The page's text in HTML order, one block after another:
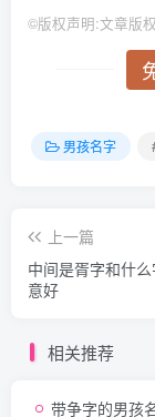
©版权声明:文章版
男孩名字
上一篇
中间是胥字和什
意好
相关推荐
带争字的男孩